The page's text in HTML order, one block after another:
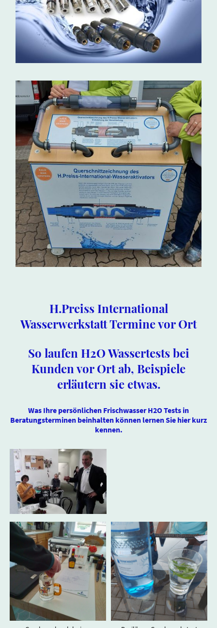
H.Preiss International
Wasserwerkstatt Termine vor Ort
So laufen H2O Wassertests bei
Kunden vor Ort ab, Beispiele
erläutern sie etwas.
Was Ihre persönlichen Frischwasser H2O Tests in
Beratungsterminen beinhalten können lernen Sie hier kurz
kennen.